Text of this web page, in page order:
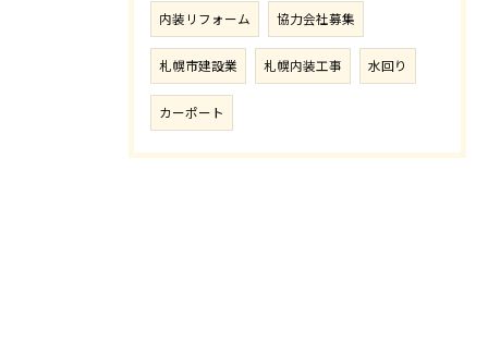
内装リフォーム 協力会社募集
札幌市建設業 札幌内装工事 水回り
カーポート